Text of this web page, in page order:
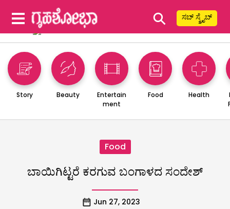
⚲ ಸಬ್ ಸ್ಕ್ರೈಬ್
Story Beauty
Entertain
ment
Food Health
Food
ಬಾಯಿಗಿಟ್ಟರೆ ಕರಗುವ ಬಂಗಾಳದ ಸಂದೇಶ್
Jun 27, 2023